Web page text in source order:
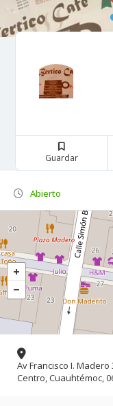
Guardar
Abierto
Av Francisco I.
Centro, Cuauhtémoc,